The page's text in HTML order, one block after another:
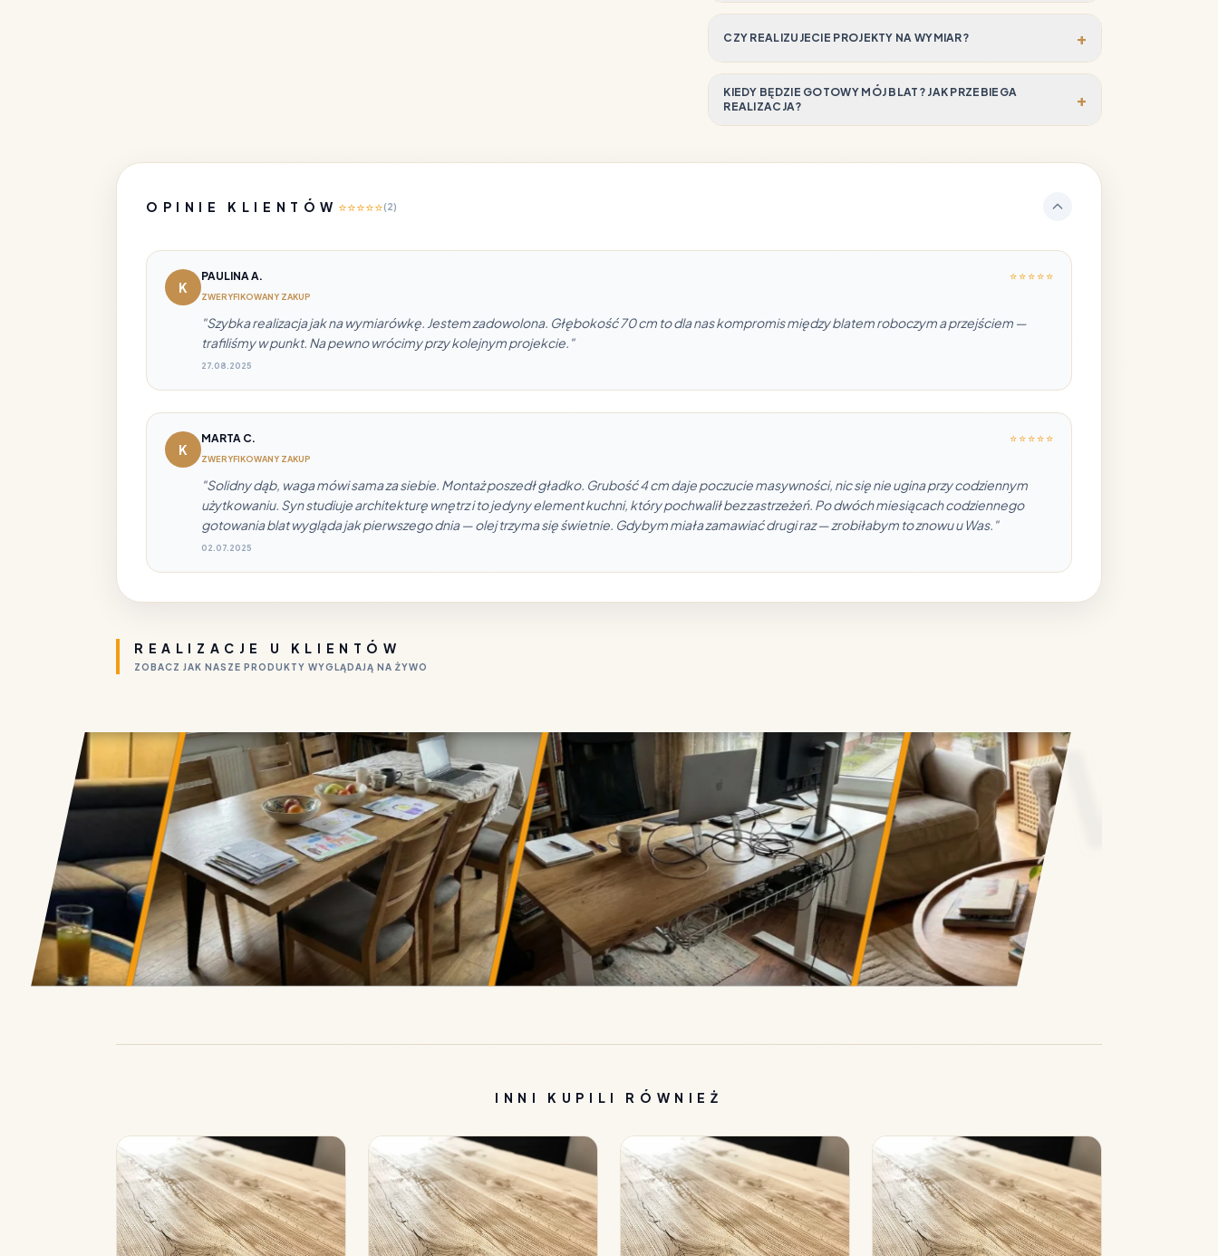
CZY REALIZUJECIE PROJEKTY NA WYMIAR? +
KIEDY BĘDZIE GOTOWY MÓJ BLAT? JAK PRZEBIEGA
REALIZACJA?
+
OPINIE KLIENTÓW ⭐⭐⭐⭐⭐(2)
K
PAULINA A.
ZWERYFIKOWANY ZAKUP
⭐ ⭐ ⭐ ⭐ ⭐
"Szybka realizacja jak na wymiarówkę. Jestem zadowolona. Głębokość 70 cm to dla nas kompromis między blatem roboczym a przejściem —
trafiliśmy w punkt. Na pewno wrócimy przy kolejnym projekcie."
27.08.2025
K
MARTA C.
ZWERYFIKOWANY ZAKUP
⭐ ⭐ ⭐ ⭐ ⭐
"Solidny dąb, waga mówi sama za siebie. Montaż poszedł gładko. Grubość 4 cm daje poczucie masywności, nic się nie ugina przy codziennym
użytkowaniu. Syn studiuje architekturę wnętrz i to jedyny element kuchni, który pochwalił bez zastrzeżeń. Po dwóch miesiącach codziennego
gotowania blat wygląda jak pierwszego dnia — olej trzyma się świetnie. Gdybym miała zamawiać drugi raz — zrobiłabym to znowu u Was."
02.07.2025
REALIZACJE U KLIENTÓW
ZOBACZ JAK NASZE PRODUKTY WYGLĄDAJĄ NA ŻYWO
• DESIGN •
INNI KUPILI RÓWNIEŻ